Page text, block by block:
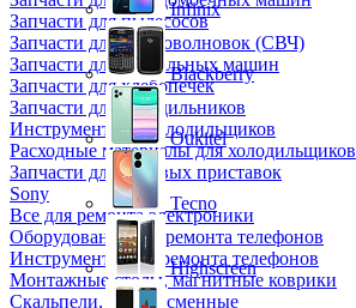
Запчасти для пылесосов
Запчасти для микроволновок (СВЧ)
Запчасти для стиральных машин
Запчасти для хлебопечек
Запчасти для холодильников
Инструмент для холодильщиков
Расходные материалы для холодильщиков
Запчасти для игровых приставок
Sony
Все для ремонта электроники
Оборудование для ремонта телефонов
Инструменты для ремонта телефонов
Монтажные столы, магнитные коврики
Скальпели, лезвия сменные
Infinix
Blackberry
Oukitel
Tecno
Highscreen